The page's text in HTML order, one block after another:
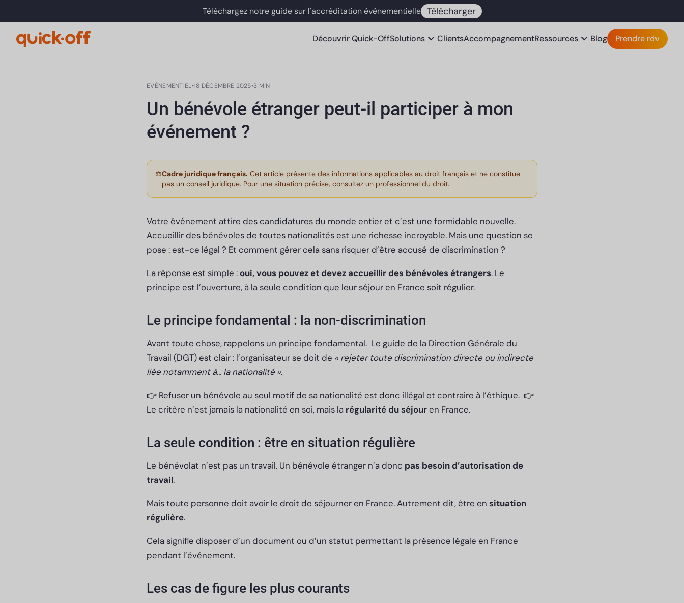
Téléchargez notre guide sur l'accréditation événementielle Télécharger
DécouvrirQuick-OffSolutions expand_more ClientsAccompagnementRessources expand_more Blog Prendre rdv
EVÉNEMENTIEL•18 DÉCEMBRE 2025•3 MIN
Un bénévole étranger peut-il participer à mon
événement ?
⚖️Cadre juridique français. Cet article présente des informations applicables au droit français et ne constitue
pas un conseil juridique. Pour une situation précise, consultez un professionnel du droit.
Votre événement attire des candidatures du monde entier et c’est une formidable nouvelle.
Accueillir des bénévoles de toutes nationalités est une richesse incroyable. Mais une question se
pose : est-ce légal ? Et comment gérer cela sans risquer d’être accusé de discrimination ?
La réponse est simple : oui, vous pouvez et devez accueillir des bénévoles étrangers. Le
principe est l’ouverture, à la seule condition que leur séjour en France soit régulier.
Le principe fondamental : la non-discrimination
Avant toute chose, rappelons un principe fondamental. Le guide de la Direction Générale du
Travail (DGT) est clair : l’organisateur se doit de « rejeter toute discrimination directe ou indirecte
liée notamment à… la nationalité ».
👉 Refuser un bénévole au seul motif de sa nationalité est donc illégal et contraire à l’éthique. 👉
Le critère n’est jamais la nationalité en soi, mais la régularité du séjouren France.
La seule condition : être en situation régulière
Le bénévolat n’est pas un travail. Un bénévole étranger n’a donc pas besoin d’autorisation de
travail.
Mais toute personne doit avoir le droit de séjourner en France. Autrement dit, être en situation
régulière.
Cela signifie disposer d’un document ou d’un statut permettant la présence légale en France
pendant l’événement.
Les cas de figure les plus courants